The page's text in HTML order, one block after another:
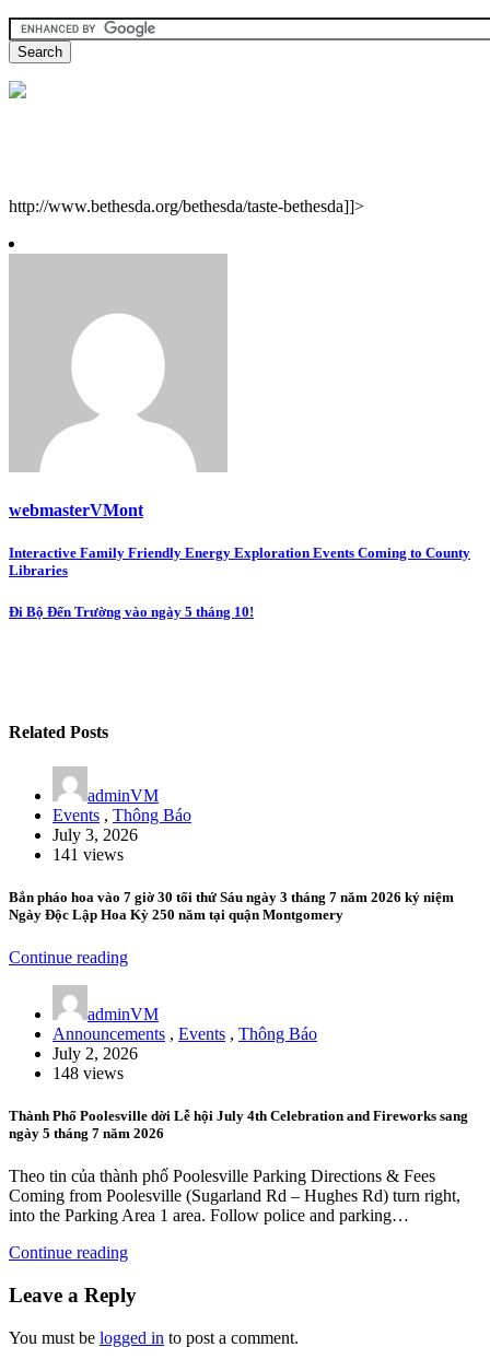
http://www.bethesda.org/bethesda/taste-bethesda]]>
webmasterVMont
Post
navigation
Interactive Family Friendly Energy Exploration Events Coming to County
Libraries
Đi Bộ Đến Trường vào ngày 5 tháng 10!
Related Posts
adminVM
Events , Thông Báo
July 3, 2026
141 views
Bắn pháo hoa vào 7 giờ 30 tối thứ Sáu ngày 3 tháng 7 năm 2026 kỷ niệm
Ngày Độc Lập Hoa Kỳ 250 năm tại quận Montgomery
Continue reading
adminVM
Announcements , Events , Thông Báo
July 2, 2026
148 views
Thành Phố Poolesville dời Lễ hội July 4th Celebration and Fireworks sang
ngày 5 tháng 7 năm 2026
Theo tin của thành phố Poolesville Parking Directions & Fees
Coming from Poolesville (Sugarland Rd – Hughes Rd) turn right,
into the Parking Area 1 area. Follow police and parking…
Continue reading
Leave a Reply
You must be logged in to post a comment.